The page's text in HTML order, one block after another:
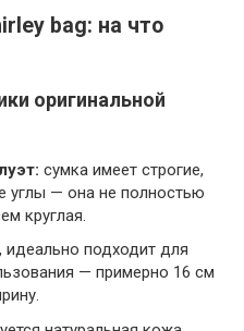
bag: на что
оригинальной
сумка имеет строгие,
углы — она не полностью
круглая.
идеально подходит для
— примерно 16 см